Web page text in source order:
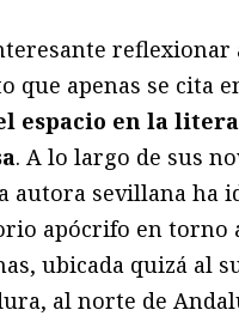
reflexionar
que apenas se cita
espacio en la
. A lo largo de sus
autora sevillana ha
apócrifo en torno
ubicada quizá al
al norte de